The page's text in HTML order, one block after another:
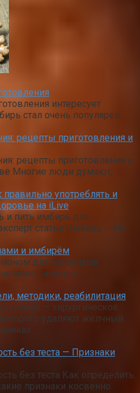
интересует
стал очень популярен
рецепты приготовления и
рецепты приготовления и
Многие люди думают,
употреблять и
на iLive
и пить имбирь для
статьи Имбирь – это
и имбирём
для организма
лимона с
методики, реабилитация
— хирургическое
удаляют желчный
без теста — Признаки
без теста Как определить
признаки косвенно